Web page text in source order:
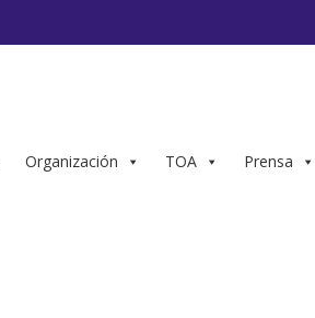
Organización TOA Prensa